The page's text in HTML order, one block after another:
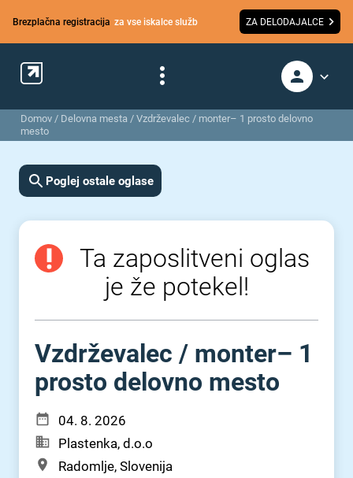
Brezplačna registracija za vse iskalce služb ZA DELODAJALCE
Domov / Delovna mesta / Vzdrževalec / monter– 1 prosto delovno
mesto
Poglej ostale oglase
Ta zaposlitveni oglas
je že potekel!
Vzdrževalec ⁠/⁠ monter– 1
prosto delovno mesto
04. 8. 2026
Plastenka, d.o.o
Radomlje, Slovenija